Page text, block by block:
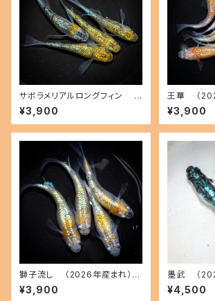
サボラメリアルロングフィン
（2026年産まれ） オス1 メス3
(現物出品) ikahoff B-0802-
51514-a
¥3,900
王華 （
メス4(現
804-
¥3,900
獅子流し （2026年産まれ）
オス2 メス2(現物出品) ikahoff
C-0727-51447-a
¥3,900
墨武 （
メス2(現物
718-
¥4,500